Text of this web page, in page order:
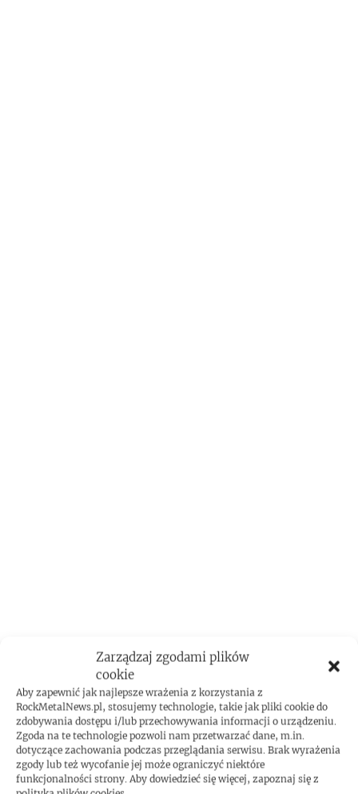
Zarządzaj zgodami plików
cookie
Aby zapewnić jak najlepsze wrażenia z korzystania z
RockMetalNews.pl, stosujemy technologie, takie jak pliki cookie do
zdobywania dostępu i/lub przechowywania informacji o urządzeniu.
Zgoda na te technologie pozwoli nam przetwarzać dane, m.in.
dotyczące zachowania podczas przeglądania serwisu. Brak wyrażenia
zgody lub też wycofanie jej może ograniczyć niektóre
funkcjonalności strony. Aby dowiedzieć się więcej, zapoznaj się z
ROCKMETAL F***T